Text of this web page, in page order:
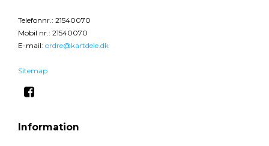
Telefonnr. : 21540070
Mobil nr. : 21540070
E-mail: ordre@kartdele.dk
Sitemap
Information